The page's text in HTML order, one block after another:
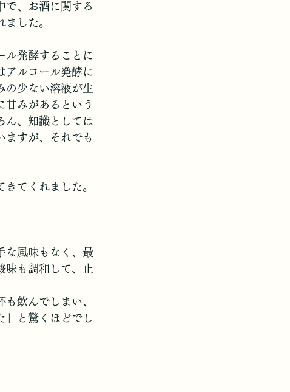
で、お酒に関する
した。
ル発酵することに
アルコール発酵に
の少ない溶液が生
甘みがあるという
ん、知識としては
ますが、それでも
てくれました。
な風味もなく、最
味も調和して、止
飲んでしまい、
」と驚くほどでし